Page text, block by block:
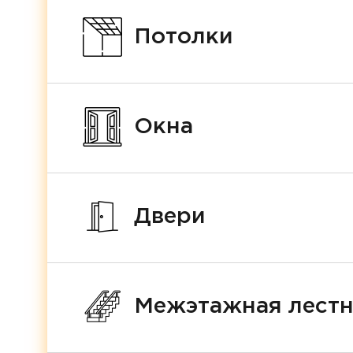
Потолки
Окна
Двери
Межэтажная